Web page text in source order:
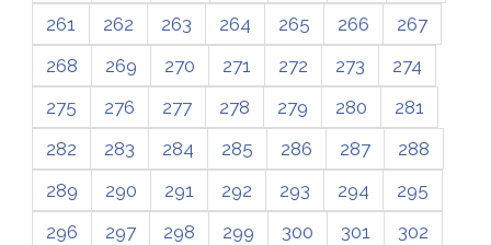
261
262 263 264 265 266
267
268
269 270 271 272 273
274
275
276 277 278 279 280
281
282
283 284 285 286 287
288
289
290 291 292 293 294
295
296
297 298 299 300 301
302